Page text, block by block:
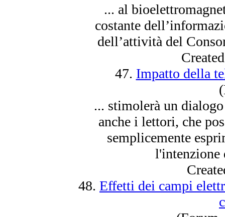
... al
costante
dell’attività del
47. Impatto della
... stimolerà un
anche i lettori, che pos
semplicemente
l'intenzione
48. Effetti dei campi